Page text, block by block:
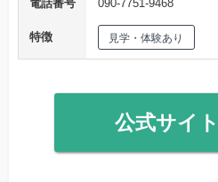
電話番号
090-7751-9468
特徴 見学・体験あり
公式サイ